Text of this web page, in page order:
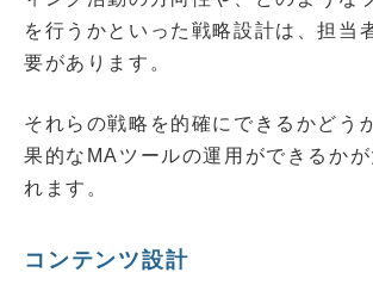
を行うかといった戦略設計は、担当
要があります。
それらの戦略を的確にできるかどう
果的なMAツールの運用ができるかが
れます。
コンテンツ設計